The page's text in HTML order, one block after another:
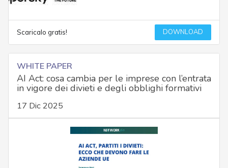
Scaricalo gratis! DOWNLOAD
WHITE PAPER
AI Act: cosa cambia per le imprese con l’entrata
in vigore dei divieti e degli obblighi formativi
17 Dic 2025